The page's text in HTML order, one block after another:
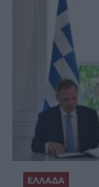
ΕΛΛΑΔΑ